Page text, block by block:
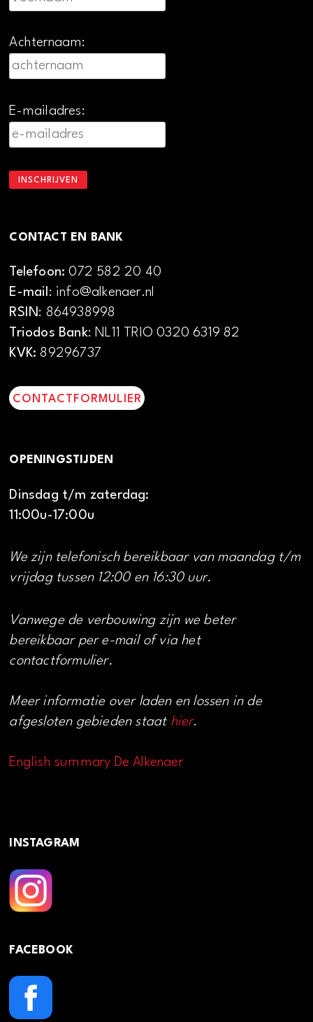
Achternaam:
E-mailadres:
CONTACT EN BANK
Telefoon:072 582 20 40
E-mail: info@alkenaer.nl
RSIN: 864938998
Triodos Bank: NL11 TRIO 0320 6319 82
KVK: 89296737
CONTACTFORMULIER
OPENINGSTIJDEN
Dinsdag t/m zaterdag:
11:00u-17:00u
We zijn telefonisch bereikbaar van maandag t/m
vrijdag tussen 12:00 en 16:30 uur.
Vanwege de verbouwing zijn we beter
bereikbaar per e-mail of via het
contactformulier.
Meer informatie over laden en lossen in de
afgesloten gebieden staat hier.
English summary De Alkenaer
INSTAGRAM
FACEBOOK